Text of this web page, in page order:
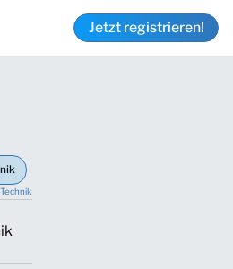
Jetzt registrieren!